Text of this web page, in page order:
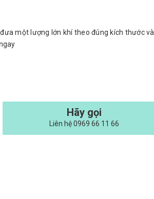
một lượng lớn khí theo đúng kích thước và
Hãy gọi
Liên hệ 0969 66 11 66